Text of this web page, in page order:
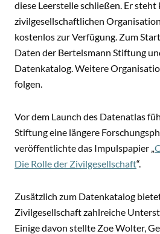
diese Leerstelle schließen. Er
zivilgesellschaftlichen
kostenlos zur Verfügung. Zum
Daten der Bertelsmann Stiftung
Datenkatalog. Weitere
folgen.
Vor dem Launch des Datenatlas
Stiftung eine längere
veröffentlichte das Impulspapier „
Die Rolle der Zivilgesellschaft“.
Zusätzlich zum Datenkatalog
Zivilgesellschaft zahlreiche
Einige davon stellte Zoe Wolter,